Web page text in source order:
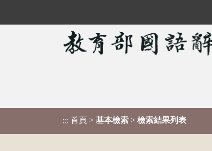
::: 首頁 > 基本檢索 > 檢索結果列表